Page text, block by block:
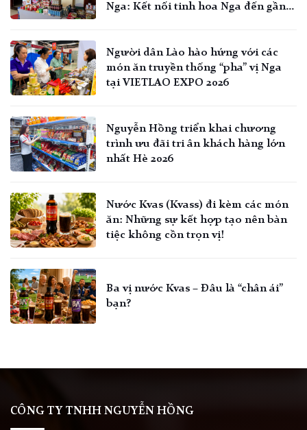
Nga: Kết nối tinh hoa Nga đến gần
Người dân Lào hào hứng với các
món ăn truyền thống “pha” vị Nga
tại VIETLAO EXPO 2026
Nguyễn Hồng triển khai chương
trình ưu đãi tri ân khách hàng lớn
nhất Hè 2026
Nước Kvas (Kvass) đi kèm các món
ăn: Những sự kết hợp tạo nên bàn
tiệc không cồn trọn vị!
Ba vị nước Kvas – Đâu là “chân ái”
bạn?
CÔNG TY TNHH NGUYỄN HỒNG